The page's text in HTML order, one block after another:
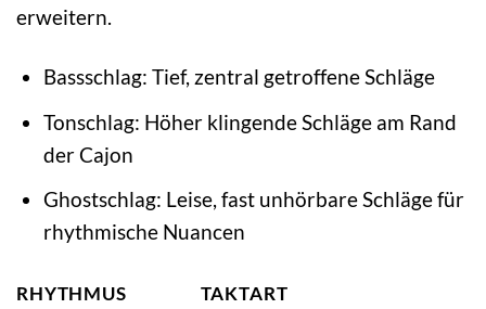
erweitern.
Bassschlag: Tief, zentral getroffene Schläge
Tonschlag: Höher klingende Schläge am Rand
der Cajon
Ghostschlag: Leise, fast unhörbare Schläge für
rhythmische Nuancen
RHYTHMUS
TAKTART